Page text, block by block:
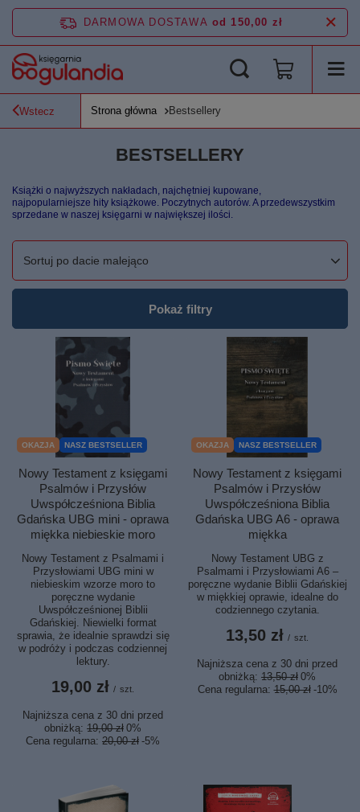
DARMOWA DOSTAWA od 150,00 zł
Wstecz Strona główna Bestsellery
BESTSELLERY
Książki o najwyższych nakładach, najchętniej kupowane,
najpopularniejsze hity książkowe. Poczytnych autorów. A przedewszystkim
sprzedane w naszej księgarni w największej ilości.
Zmień sortowanie
Sortuj po dacie malejąco
Pokaż filtry
OKAZJA NASZ BESTSELLER
Nowy Testament z księgami
Psalmów i Przysłów
Uwspółcześniona Biblia
Gdańska UBG mini - oprawa
miękka niebieskie moro
Nowy Testament z Psalmami i
Przysłowiami UBG mini w
niebieskim wzorze moro to
poręczne wydanie
Uwspółcześnionej Biblii
Gdańskiej. Niewielki format
sprawia, że idealnie sprawdzi się
w podróży i podczas codziennej
lektury.
19,00 zł / szt.
Najniższa cena z 30 dni przed
obniżką: 19,00 zł 0%
Cena regularna: 20,00 zł -5%
OKAZJA NASZ BESTSELLER
Nowy Testament z księgami
Psalmów i Przysłów
Uwspółcześniona Biblia
Gdańska UBG A6 - oprawa
miękka
Nowy Testament UBG z
Psalmami i Przysłowiami A6 –
poręczne wydanie Biblii Gdańskiej
w miękkiej oprawie, idealne do
codziennego czytania.
13,50 zł / szt.
Najniższa cena z 30 dni przed
obniżką: 13,50 zł 0%
Cena regularna:15,00 zł -10%